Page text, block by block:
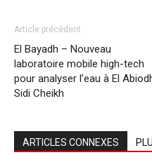
Article précédent
El Bayadh – Nouveau
laboratoire mobile high-tech
pour analyser l’eau à El
Sidi Cheikh
ARTICLES CONNEXES